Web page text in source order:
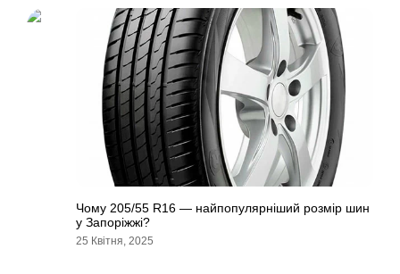
Чому 205/55 R16 — найпопулярніший розмір шин
у Запоріжжі?
25 Квітня, 2025